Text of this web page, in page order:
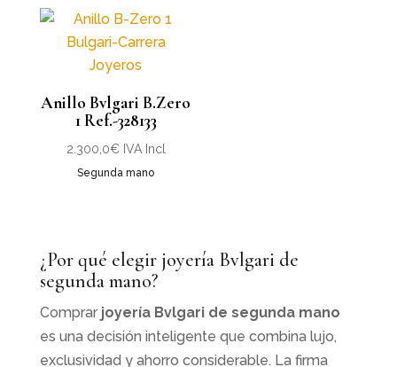
Anillo Bvlgari B.Zero
1 Ref.-328133
2.300,0€ IVA Incl
Segunda mano
¿Por qué elegir joyería Bvlgari de
segunda mano?
Comprar joyería Bvlgari de segunda mano
es una decisión inteligente que combina lujo,
exclusividad y ahorro considerable. La firma